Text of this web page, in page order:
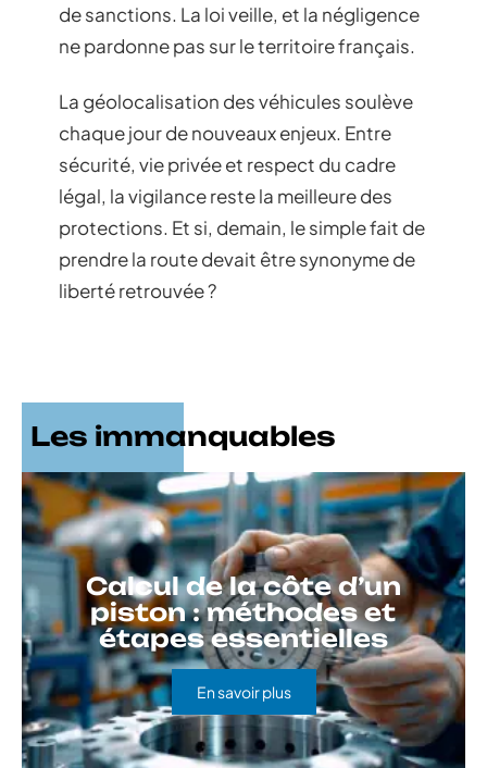
de sanctions. La loi veille, et la négligence
ne pardonne pas sur le territoire français.
La géolocalisation des véhicules soulève
chaque jour de nouveaux enjeux. Entre
sécurité, vie privée et respect du cadre
légal, la vigilance reste la meilleure des
protections. Et si, demain, le simple fait de
prendre la route devait être synonyme de
liberté retrouvée ?
Les immanquables
Calcul de la côte d’un
piston : méthodes et
étapes essentielles
En savoir plus